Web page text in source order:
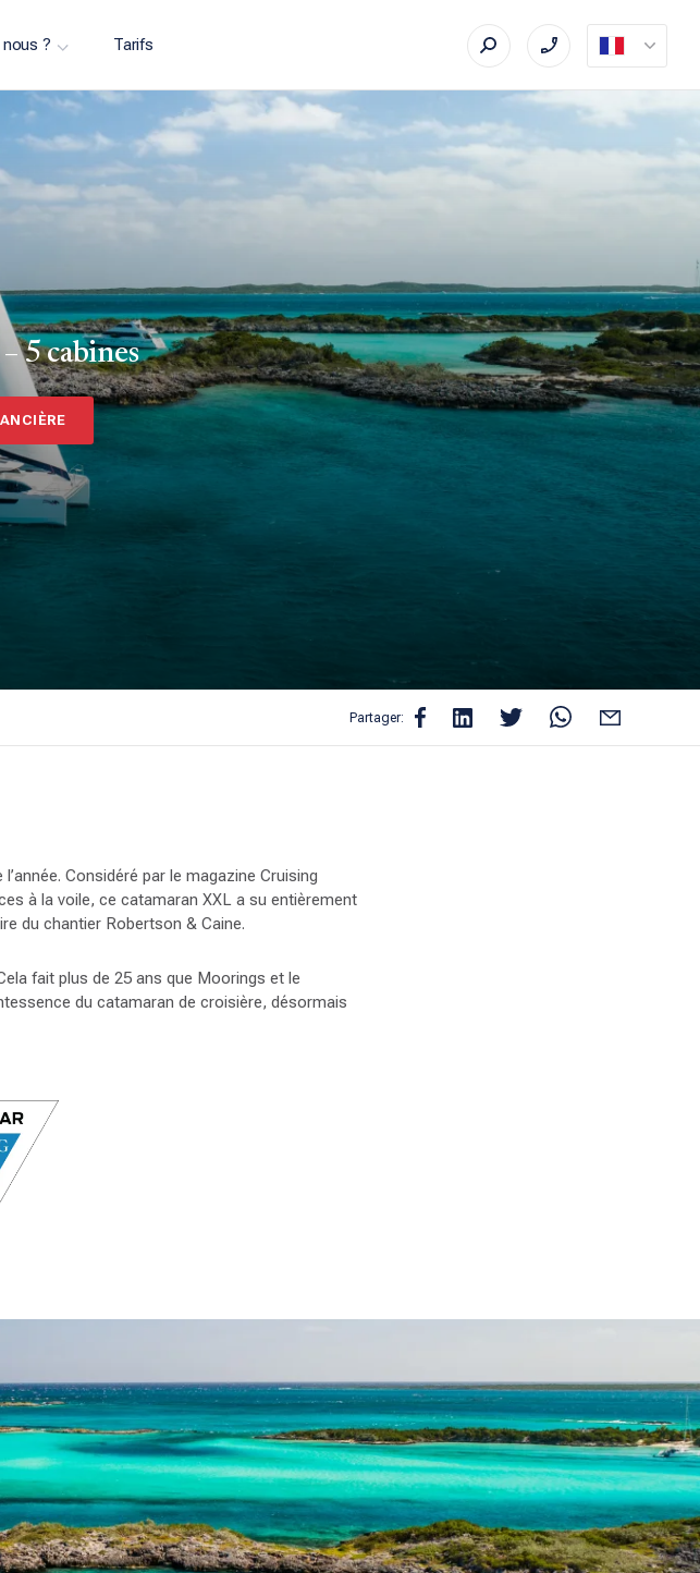
? Tarifs
5 cabines
Partager:
Considéré par le magazine Cruising
à la voile, ce catamaran XXL a su entièrement
du chantier Robertson & Caine.
fait plus de 25 ans que Moorings et le
du catamaran de croisière, désormais